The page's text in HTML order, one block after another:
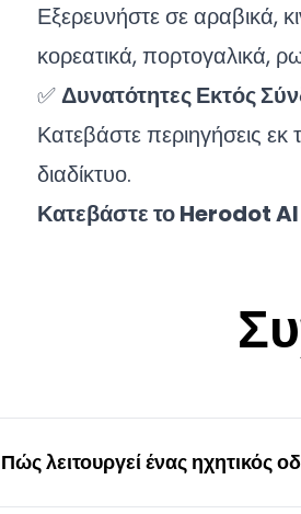
Εξερευνήστε σε αραβικά,
κορεατικά, πορτογαλικά,
✅Δυνατότητες Εκτός
Κατεβάστε περιηγήσεις
διαδίκτυο.
Κατεβάστε το Herodot
Πώς λειτουργεί ένας ηχητικός